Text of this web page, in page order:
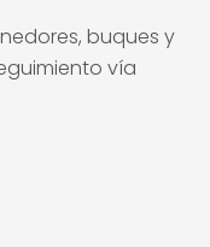
buques y
vía